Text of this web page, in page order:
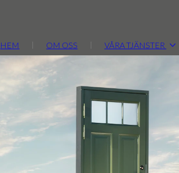
HEM OM OSS VÅRA TJÄNSTER